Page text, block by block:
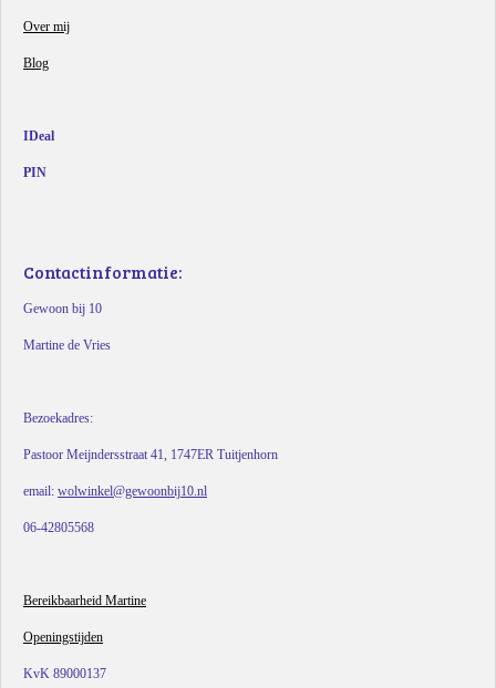
Over mij
Blog
IDeal
PIN
Contactinformatie:
Gewoon bij 10
Martine de Vries
Bezoekadres:
Pastoor Meijndersstraat 41, 1747ER Tuitjenhorn
email: wolwinkel@gewoonbij10.nl
06-42805568
Bereikbaarheid Martine
Openingstijden
KvK 89000137